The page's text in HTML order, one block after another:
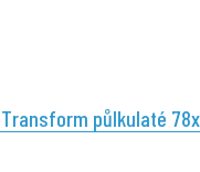
půlkulaté